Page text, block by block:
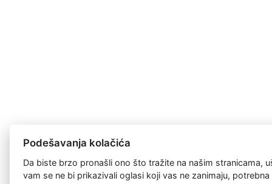
Podešavanja kolačića
Da biste brzo pronašli ono što tražite na našim stranicama,
vam se ne bi prikazivali oglasi koji vas ne zanimaju,